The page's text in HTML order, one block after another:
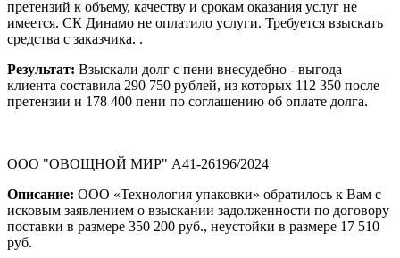
претензий к объему, качеству и срокам оказания услуг не
имеется. СК Динамо не оплатило услуги. Требуется взыскать
средства с заказчика. .
Результат: Взыскали долг с пени внесудебно - выгода
клиента составила 290 750 рублей, из которых 112 350 после
претензии и 178 400 пени по соглашению об оплате долга.
ООО "ОВОЩНОЙ МИР" А41-26196/2024
Описание: ООО «Технология упаковки» обратилось к Вам с
исковым заявлением о взыскании задолженности по договору
поставки в размере 350 200 руб., неустойки в размере 17 510
руб.